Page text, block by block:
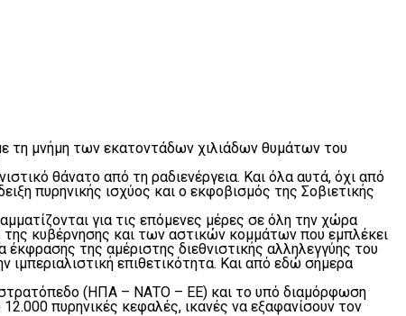
τη μνήμη των εκατοντάδων χιλιάδων θυμάτων του
θάνατο από τη ραδιενέργεια. Και όλα αυτά, όχι από
πυρηνικής ισχύος και ο εκφοβισμός της Σοβιετικής
για τις επόμενες μέρες σε όλη την χώρα
της κυβέρνησης και των αστικών κομμάτων που εμπλέκει
της αμέριστης διεθνιστικής αλληλεγγύης του
επιθετικότητα. Και από εδώ σήμερα
στρατόπεδο (ΗΠΑ – ΝΑΤΟ – ΕΕ) και το υπό διαμόρφωση
πυρηνικές κεφαλές, ικανές να εξαφανίσουν τον